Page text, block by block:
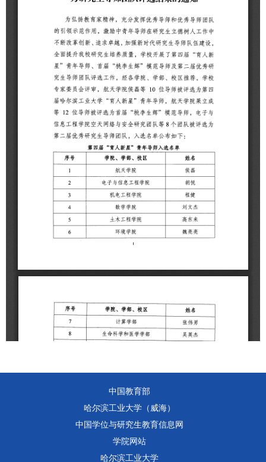
中国教育部
哈尔滨工业大学（威海）
中国学位与研究生教育信息网
学院网站
哈尔滨工业大学